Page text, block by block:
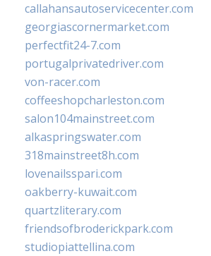
callahansautoservicecenter.com
georgiascornermarket.com
perfectfit24-7.com
portugalprivatedriver.com
von-racer.com
coffeeshopcharleston.com
salon104mainstreet.com
alkaspringswater.com
318mainstreet8h.com
lovenailsspari.com
oakberry-kuwait.com
quartzliterary.com
friendsofbroderickpark.com
studiopiattellina.com